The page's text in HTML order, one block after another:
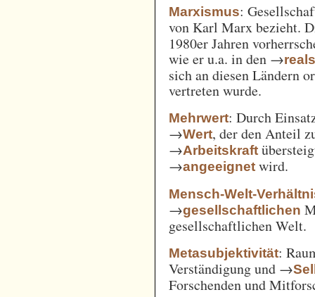
Marxismus:
von Karl Marx bezieht.
1980er Jahren
wie er u.a. in den →
sich an diesen Ländern
vertreten wurde.
Mehrwert: Durch
→Wert, der den Anteil
→Arbeitskraft
→angeeignet wird.
Mensch-Welt-
→gesellschaftlichen
gesellschaftlichen Welt.
Metasubjektivität:
Verständigung und →
Forschenden und